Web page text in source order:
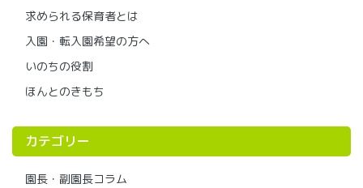
求められる保育者とは
入園・転入園希望の方へ
いのちの役割
ほんとのきもち
カテゴリー
園長・副園長コラム